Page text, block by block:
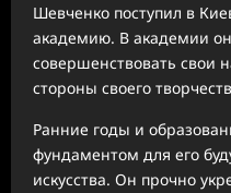
Шевченко поступил в
академию. В академии
совершенствовать свои
стороны своего
Ранние годы и
фундаментом для его
искусства. Он прочно